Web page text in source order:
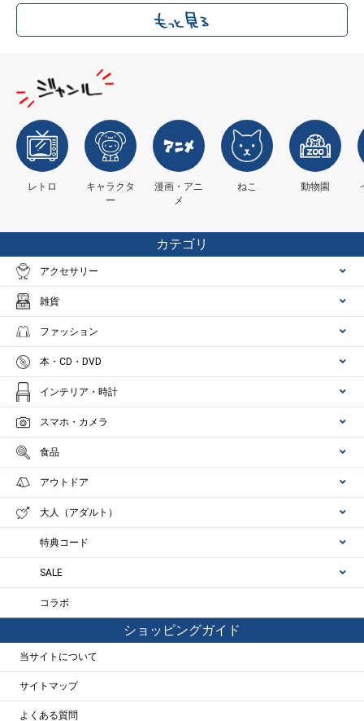
レトロ
キャラクタ
ー
漫画・アニ
メ
ねこ 動物園
カテゴリ
アクセサリー
雑貨
ファッション
本・CD・DVD
インテリア・時計
スマホ・カメラ
食品
アウトドア
大人（アダルト）
特典コード
SALE
コラボ
ショッピングガイド
当サイトについて
サイトマップ
よくある質問